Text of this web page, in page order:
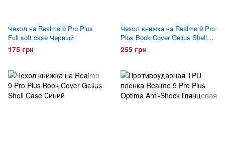
Чехол на Realme 9 Pro Plus
Full soft case Черный
175 грн
Чехол книжка на Realme 9 Pro
Plus Book Cover Gelius Shell
Case Черный
255 грн